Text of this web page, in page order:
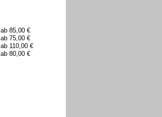
ab 85,00 €
ab 75,00 €
ab 110,00 €
ab 80,00 €